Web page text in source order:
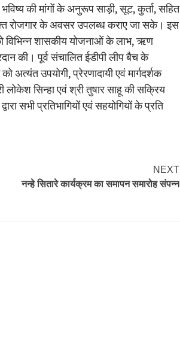
की मांगों के अनुरूप साड़ी, सूट, कुर्ता, सहित
रोजगार के अवसर उपलब्ध कराए जा सके। इस
विभिन्न शासकीय योजनाओं के लाभ, ऋण
की। पूर्व संचालित ईडीपी लीप बैच के
अत्यंत उपयोगी, प्रेरणादायी एवं मार्गदर्शक
सिन्हा एवं श्री तुषार साहू की सक्रिय
सभी प्रतिभागियों एवं सहयोगियों के प्रति
NEXT
नन्हे सितारे कार्यक्रम का समापन समारोह संपन्न